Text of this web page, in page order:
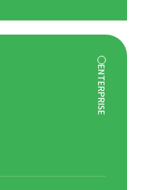
ENTERPRISE